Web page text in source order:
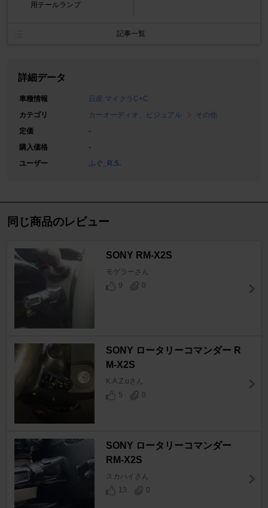
用テールランプ
記事一覧
詳細データ
車種情報
日産 マイクラC+C
カテゴリ
カーオーディオ、ビジュアル
その他
定価
-
購入価格
-
ユーザー
ふぐ_R.S.
同じ商品のレビュー
SONY RM-X2S
モゲラーさん
9
0
SONY ロータリーコマンダー R
M-X2S
K.A.Z.uさん
5
0
SONY ロータリーコマンダー
RM-X2S
スカハイさん
13
0